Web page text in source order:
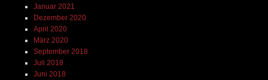
Januar 2021
Dezember 2020
April 2020
März 2020
September 2018
Juli 2018
Juni 2018